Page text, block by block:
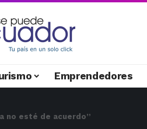
Emprendedores
no esté de acuerdo”